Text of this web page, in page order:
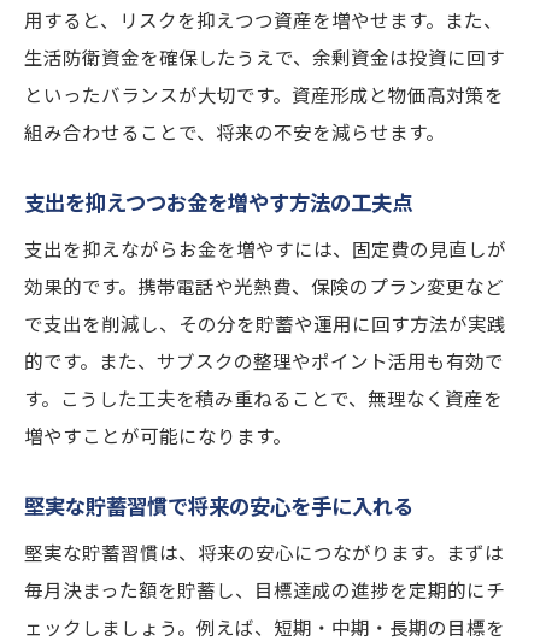
用すると、リスクを抑えつつ資産を増やせます。また、
生活防衛資金を確保したうえで、余剰資金は投資に回す
といったバランスが大切です。資産形成と物価高対策を
組み合わせることで、将来の不安を減らせます。
支出を抑えつつお金を増やす方法の工夫点
支出を抑えながらお金を増やすには、固定費の見直しが
効果的です。携帯電話や光熱費、保険のプラン変更など
で支出を削減し、その分を貯蓄や運用に回す方法が実践
的です。また、サブスクの整理やポイント活用も有効で
す。こうした工夫を積み重ねることで、無理なく資産を
増やすことが可能になります。
堅実な貯蓄習慣で将来の安心を手に入れる
堅実な貯蓄習慣は、将来の安心につながります。まずは
毎月決まった額を貯蓄し、目標達成の進捗を定期的にチ
ェックしましょう。例えば、短期・中期・長期の目標を